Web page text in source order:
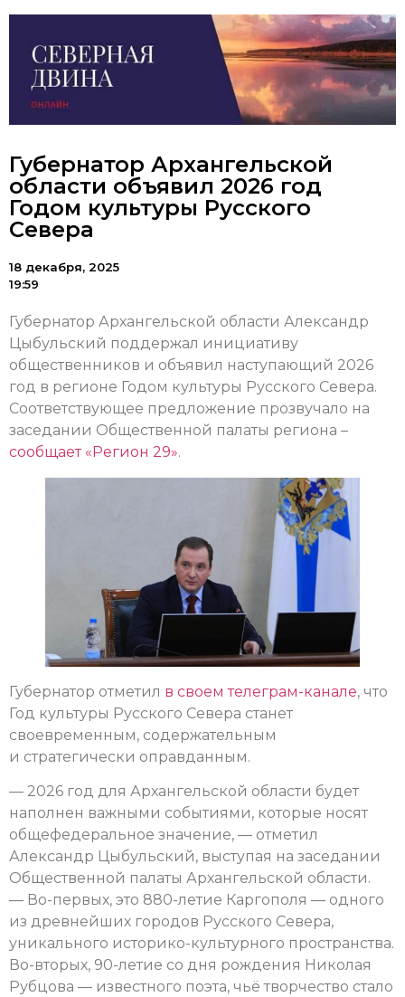
Губернатор Архангельской
области объявил 2026 год
Годом культуры Русского
Севера
18 декабря, 2025
19:59
Губернатор Архангельской области Александр
Цыбульский поддержал инициативу
общественников и объявил наступающий 2026
год в регионе Годом культуры Русского Севера.
Соответствующее предложение прозвучало на
заседании Общественной палаты региона –
сообщает «Регион 29».
Губернатор отметил в своем телеграм-канале, что
Год культуры Русского Севера станет
своевременным, содержательным
и стратегически оправданным.
— 2026 год для Архангельской области будет
наполнен важными событиями, которые носят
общефедеральное значение, — отметил
Александр Цыбульский, выступая на заседании
Общественной палаты Архангельской области.
— Во-первых, это 880-летие Каргополя — одного
из древнейших городов Русского Севера,
уникального историко-культурного пространства.
Во-вторых, 90-летие со дня рождения Николая
Рубцова — известного поэта, чьё творчество стало